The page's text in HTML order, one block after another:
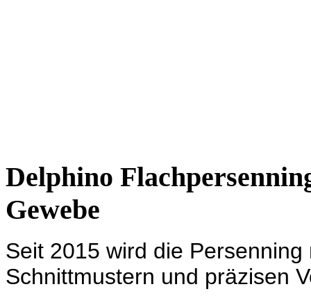
Delphino
Gewebe
Seit 2015 wird die
Schnittmustern und präzisen